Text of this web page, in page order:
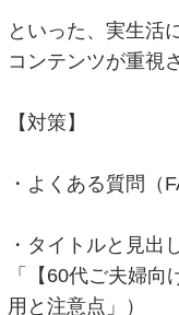
といった、実生活
コンテンツが重視
【対策】
・よくある質問（
・タイトルと見出
「【60代ご夫婦
用と注意点」）